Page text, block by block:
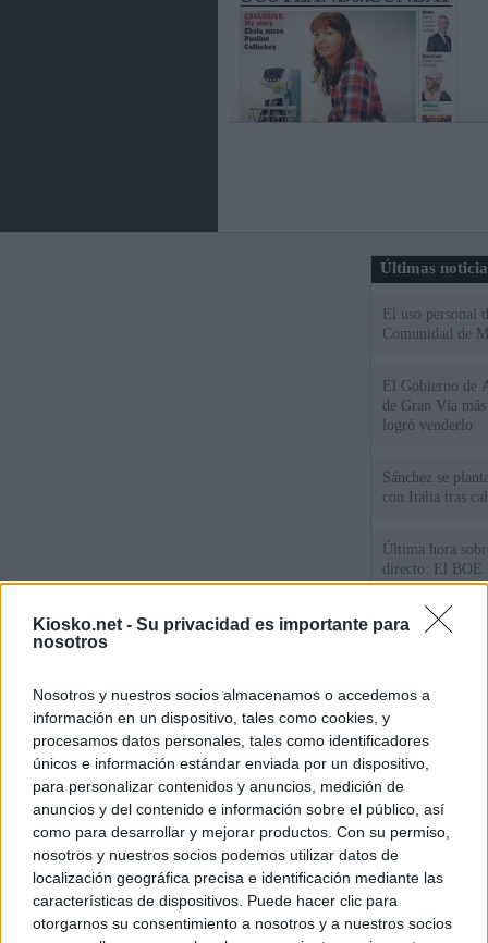
Kiosko.net - Su privacidad es importante para
nosotros
Nosotros y nuestros socios almacenamos o accedemos a
información en un dispositivo, tales como cookies, y
procesamos datos personales, tales como identificadores
únicos e información estándar enviada por un dispositivo,
para personalizar contenidos y anuncios, medición de
anuncios y del contenido e información sobre el público, así
como para desarrollar y mejorar productos. Con su permiso,
nosotros y nuestros socios podemos utilizar datos de
localización geográfica precisa e identificación mediante las
características de dispositivos. Puede hacer clic para
otorgarnos su consentimiento a nosotros y a nuestros socios
Últimas
El uso personal
Comunidad de
El Gobierno de
de Gran Vía
logró venderlo
Sánchez se
con Italia tras
Última hora
directo: El BOE
controles a
tacha de
Sánchez
© Kiosko.net Aviso Legal Privacidad y Cookies